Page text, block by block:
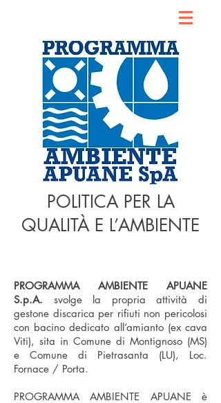
POLITICA PER LA
QUALITÀ E L’AMBIENTE
PROGRAMMA AMBIENTE APUANE
S.p.A. svolge la propria attività di
gestone discarica per rifiuti non pericolosi
con bacino dedicato all’amianto (ex cava
Viti), sita in Comune di Montignoso (MS)
e Comune di Pietrasanta (LU), Loc.
Fornace / Porta.
PROGRAMMA AMBIENTE APUANE è